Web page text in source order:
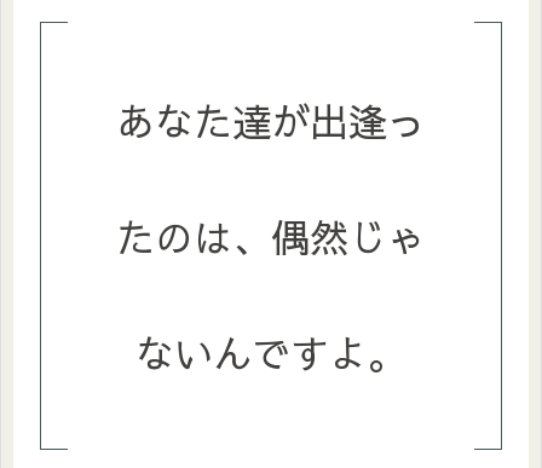
あなた達が出逢っ
たのは、偶然じゃ
ないんですよ。